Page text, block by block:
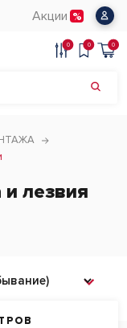
Акции
0 0 0
и лезвия